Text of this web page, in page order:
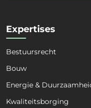
Expertises
Bestuursrecht
Bouw
Energie &
Kwaliteitsborging
Naam*